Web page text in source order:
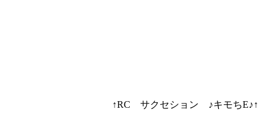
↑RC サクセション ♪キモちE♪↑